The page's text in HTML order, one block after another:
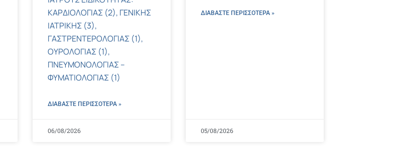
ΚΑΡΔΙΟΛΟΓΙΑΣ (2), ΓΕΝΙΚΗΣ
ΙΑΤΡΙΚΗΣ (3),
ΓΑΣΤΡΕΝΤΕΡΟΛΟΓΙΑΣ (1),
ΟΥΡΟΛΟΓΙΑΣ (1),
ΠΝΕΥΜΟΝΟΛΟΓΙΑΣ –
ΦΥΜΑΤΙΟΛΟΓΙΑΣ (1)
ΔΙΑΒΑΣΤΕ ΠΕΡΙΣΣΌΤΕΡΑ »
06/08/2026
ΔΙΑΒΑΣΤΕ ΠΕΡΙΣΣΌΤΕΡΑ »
05/08/2026